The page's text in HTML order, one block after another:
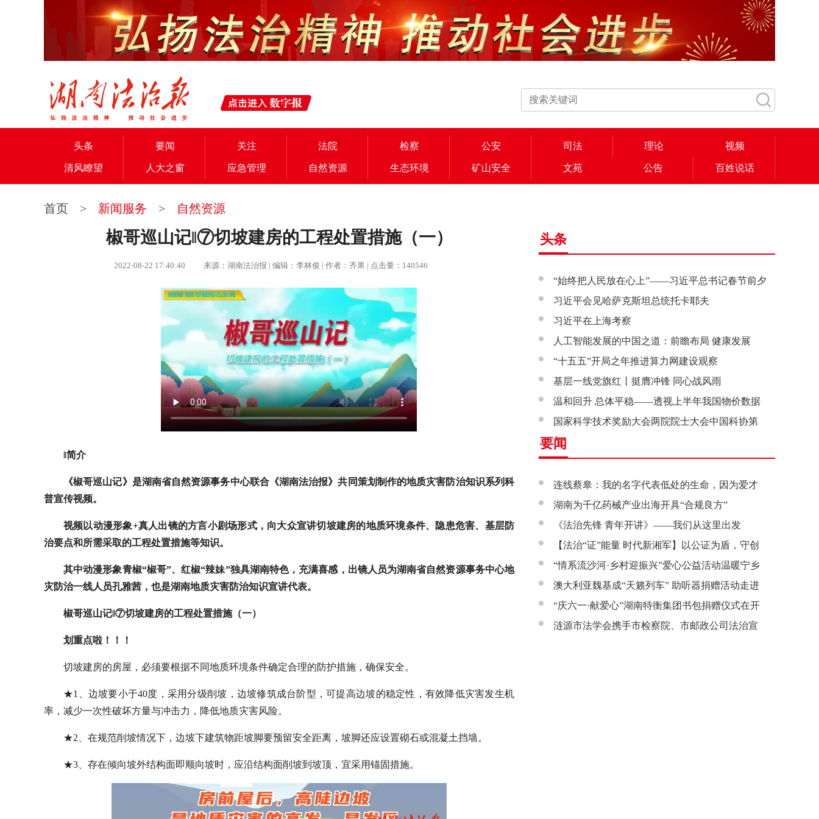
头条 要闻 关注 法院 检察 公安 司法 理论 视频
清风瞭望 人大之窗 应急管理 自然资源 生态环境 矿山安全 文苑 公告 百姓说话
首页 > 新闻服务 > 自然资源
椒哥巡山记‖⑦切坡建房的工程处置措施（一）
2022-08-22 17:40:40 来源：湖南法治报 | 编辑：李林俊 | 作者：齐果 | 点击量：140546
‖简介
《椒哥巡山记》是湖南省自然资源事务中心联合《湖南法治报》共同策划制作的地质灾害防治知识系列科
普宣传视频。
视频以动漫形象+真人出镜的方言小剧场形式，向大众宣讲切坡建房的地质环境条件、隐患危害、基层防
治要点和所需采取的工程处置措施等知识。
其中动漫形象青椒“椒哥”、红椒“辣妹”独具湖南特色，充满喜感，出镜人员为湖南省自然资源事务中心地
灾防治一线人员孔雅茜，也是湖南地质灾害防治知识宣讲代表。
椒哥巡山记‖⑦切坡建房的工程处置措施（一）
划重点啦！！！
切坡建房的房屋，必须要根据不同地质环境条件确定合理的防护措施，确保安全。
★1、边坡要小于40度，采用分级削坡，边坡修筑成台阶型，可提高边坡的稳定性，有效降低灾害发生机
率，减少一次性破坏方量与冲击力，降低地质灾害风险。
★2、在规范削坡情况下，边坡下建筑物距坡脚要预留安全距离，坡脚还应设置砌石或混凝土挡墙。
★3、存在倾向坡外结构面即顺向坡时，应沿结构面削坡到坡顶，宜采用锚固措施。
头条
“始终把人民放在心上”——习近平总书记春节前夕
赴辽宁看望慰问基层干部群众纪实
习近平会见哈萨克斯坦总统托卡耶夫
习近平在上海考察
人工智能发展的中国之道：前瞻布局 健康发展
“十五五”开局之年推进算力网建设观察
基层一线党旗红丨挺膺冲锋 同心战风雨
温和回升 总体平稳——透视上半年我国物价数据
国家科学技术奖励大会两院院士大会中国科协第
十一次全国代表大会在京召开
要闻
连线蔡皋：我的名字代表低处的生命，因为爱才
接近理想的高地
湖南为千亿药械产业出海开具“合规良方”
《法治先锋 青年开讲》——我们从这里出发
【法治“证”能量 时代新湘军】以公证为盾，守创
新之魂 湖南青年公证人为知识产权保护筑牢防线
“情系流沙河·乡村迎振兴”爱心公益活动温暖宁乡
市流沙河镇
澳大利亚魏基成“天籁列车” 助听器捐赠活动走进
开慧镇
“庆六一·献爱心”湖南特衡集团书包捐赠仪式在开
慧镇举行
涟源市法学会携手市检察院、市邮政公司法治宣